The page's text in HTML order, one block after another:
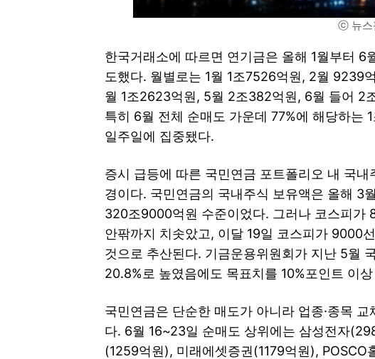
ⓒ 뉴스
한국거래소에 따르면 연기금은 올해 1월부터
도했다. 월별로는 1월 1조7526억원, 2월 9239
월 1조2623억원, 5월 2조382억원, 6월 들어 2
특히 6월 전체 순매도 가운데 77%에 해당하는
일주일에 집중됐다.
증시 급등에 따른 국민연금 포트폴리오 내 국
경이다. 국민연금의 국내주식 보유액은 올해 3
320조9000억원 수준이었다. 그러나 코스피가
안팎까지 치솟았고, 이달 19일 코스피가 9000
것으로 추산된다. 기금운용위원회가 지난 5월
20.8%로 높였음에도 목표치를 10%포인트 이
국민연금은 단순한 매도가 아니라 업종·종목
다. 6월 16~23일 순매도 상위에는 삼성전자
(1259억원), 미래에셋증권(1179억원),